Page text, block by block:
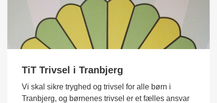
TiT Trivsel i Tranbjerg
Vi skal sikre tryghed og trivsel for alle børn i
Tranbjerg, og børnenes trivsel er et fælles ansvar